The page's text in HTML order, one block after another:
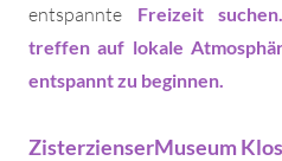
entspannte
Freizeit
treffen auf lokale
entspannt zu beginnen.
ZisterzienserMuseum